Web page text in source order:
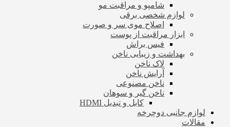
شامپو و مراقبت مو
لوازم شخصی برقی
اصلاح موی سر و صورت
ابزار مراقبت از پوست
فیس براش
بهداشت و زیبایی ناخن
لاک ناخن
آرایش ناخن
ناخن مصنوعی
ناخن گیر و سوهان
کابل و تبدیل HDMI
لوازم جانبی دوچرخه
مقالات